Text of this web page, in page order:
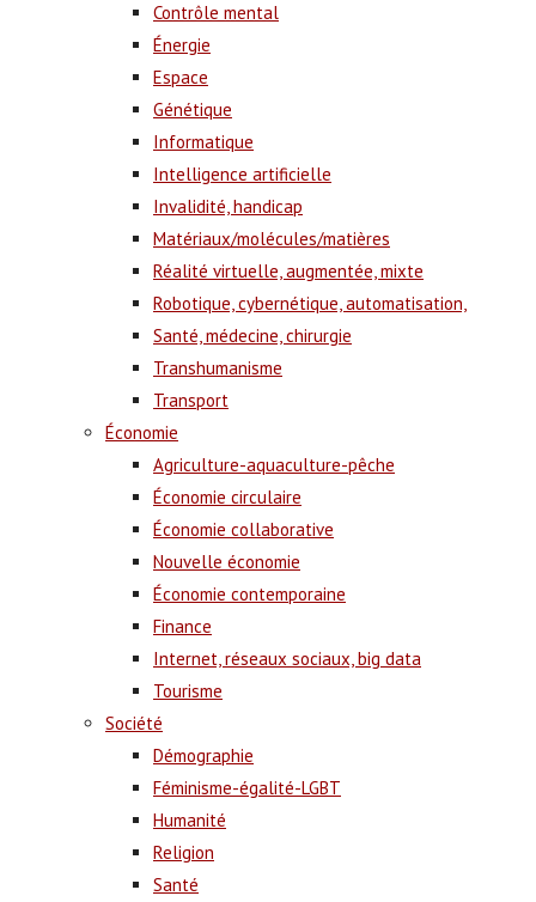
Contrôle mental
Énergie
Espace
Génétique
Informatique
Intelligence artificielle
Invalidité, handicap
Matériaux/molécules/matières
Réalité virtuelle, augmentée, mixte
Robotique, cybernétique, automatisation,
Santé, médecine, chirurgie
Transhumanisme
Transport
Économie
Agriculture-aquaculture-pêche
Économie circulaire
Économie collaborative
Nouvelle économie
Économie contemporaine
Finance
Internet, réseaux sociaux, big data
Tourisme
Société
Démographie
Féminisme-égalité-LGBT
Humanité
Religion
Santé